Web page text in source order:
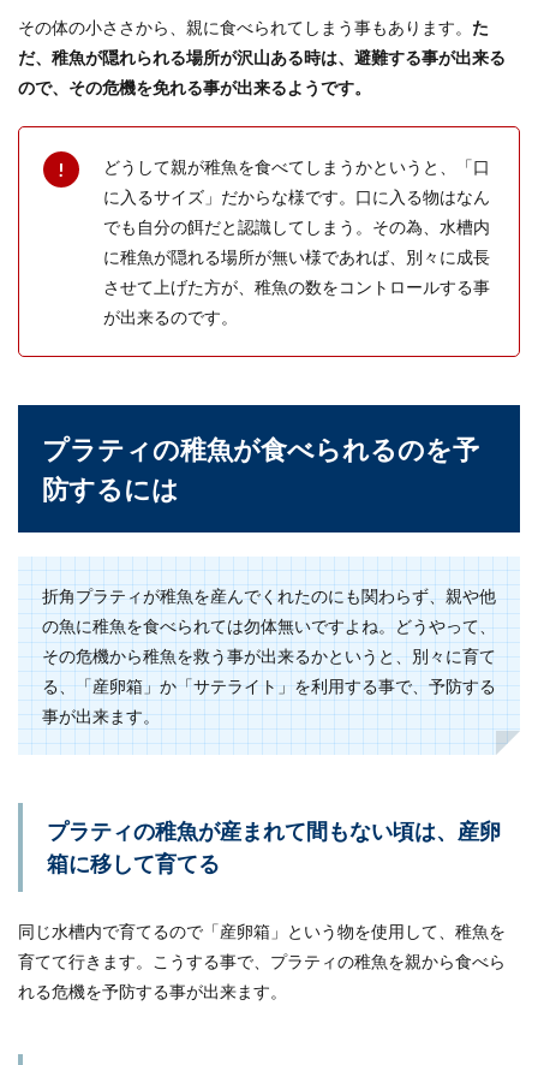
レオパは脱皮を食べるの？レオパの脱
レオパは脱皮をした皮を食べるって知っています
のですが...
水槽のエアーポンプには掃除が必要？
掃除はどうし...
亀の散歩でリードを付ける時の注意点
は？亀散歩のポイント
亀をたまには外に出して散歩させようと考えた場
合、気になるのが脱走です。脱走させないために
もリ...
グッピーを繁殖させようと考えている方も多いと
思いますが、注意したいのが繁殖能力の高さで
その体の小ささから、親に食べられてしまう事もあります。 た
だ、稚魚が隠れられる場所が沢山ある時は、避難する事が出来る
ので、その危機を免れる事が出来るようです。
どうして親が稚魚を食べてしまうかというと、「口
に入るサイズ」だからな様です。口に入る物はなん
でも自分の餌だと認識してしまう。その為、水槽内
に稚魚が隠れる場所が無い様であれば、別々に成長
させて上げた方が、稚魚の数をコントロールする事
が出来るのです。
プラティの稚魚が食べられるのを予
防するには
折角プラティが稚魚を産んでくれたのにも関わらず、親や他
の魚に稚魚を食べられては勿体無いですよね。どうやって、
その危機から稚魚を救う事が出来るかというと、別々に育て
る、「産卵箱」か「サテライト」を利用する事で、予防する
事が出来ます。
プラティの稚魚が産まれて間もない頃は、産卵
箱に移して育てる
同じ水槽内で育てるので「産卵箱」という物を使用して、稚魚を
育てて行きます。こうする事で、プラティの稚魚を親から食べら
れる危機を予防する事が出来ます。